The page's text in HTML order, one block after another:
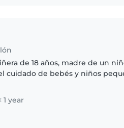
de 18 años, madre de un
cuidado de bebés y niños
1 year